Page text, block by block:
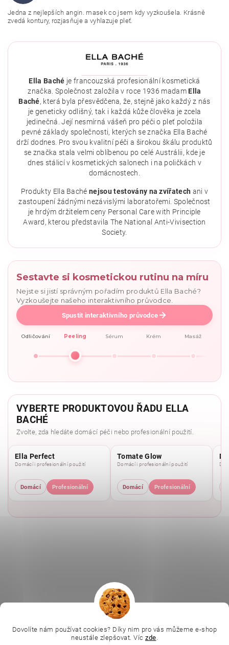
Vložením hodnocení souhlasíte sezásadami ochrany
osobních údajů.
Jedna z nejlepších angin. masek co jsem kdy vyzkoušela. Krásně
zvedá kontury, rozjasňuje a vyhlazuje pleť.
Ella Baché je francouzská profesionální kosmetická
značka. Společnost založila v roce 1936 madam Ella
Baché, která byla přesvědčena, že, stejně jako každý z nás
je geneticky odlišný, tak i každá kůže člověka je zcela
jedinečná. Její nesmírná vášeň pro péči o pleť položila
pevné základy společnosti, kterých se značka Ella Baché
drží dodnes. Pro svou kvalitní péči a širokou škálu produktů
se značka stala velmi oblíbenou po celé Austrálii, kde je
dnes stálicí v kosmetických salonech i na poličkách v
domácnostech.
Produkty Ella Bachénejsou testovány na zvířatech ani v
zastoupení žádnými nezávislými laboratořemi. Společnost
je hrdým držitelem ceny Personal Care with Principle
Award, kterou představila The National Anti-Vivisection
Society.
Sestavte si kosmetickou rutinu na míru
Nejste si jistí správným pořadím produktů Ella Baché?
Vyzkoušejte našeho interaktivního průvodce.
Spustit interaktivního průvodce
Odličování Peeling Sérum Krém Masáž
VYBERTE PRODUKTOVOU ŘADU ELLA
BACHÉ
Zvolte, zda hledáte domácí péči nebo profesionální použití.
Ella Perfect
Domácí i profesionální použití
Domácí Profesionální
Tomate Glow
Domácí i profesionální použití
Domácí Profesionální
L.C.P. Paris |
Online kosmetické kurzy | Kozmetickyobchod.sk
Dovolíte nám používat cookies? Díky nim pro vás můžeme e-shop
neustále zlepšovat. Víc zde.